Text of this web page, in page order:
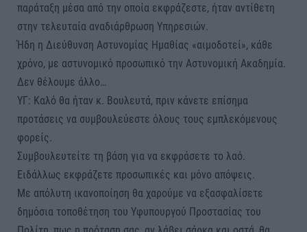
παράταξη μέσα από την οποία εκφράζεστε, ήταν αντίθετη
στην τελευταία αναδιάρθρωση Υπηρεσιών.
Ήδη η Διεύθυνση Αστυνομίας Ημαθίας «αιμοδοτεί», κάθε
χρόνο, με αστυνομικό προσωπικό την Αστυνομική Ακαδημία.
Δεν θέλουμε άλλο…
ΥΓ: Καλό θα ήταν κ. Βουλευτά, πριν κάνετε επίσημα
προτάσεις να συμβουλεύεστε όλους τους εμπλεκόμενους
φορείς.
Συμβουλευτείτε τη βάση για να εκφράσετε το λαό.
Ειδάλλως εκφράζετε προσωπικές και μόνο απόψεις.
Με απόλυτη ικανοποίηση θα χαρούμε να εξασφαλίσετε
δημόσια τοποθέτηση του Υφυπουργού Προστασίας του